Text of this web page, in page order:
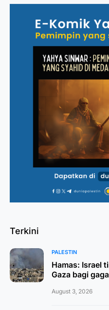
Terkini
PALESTIN
Hamas: Israel
Gaza bagi
August 3, 2026